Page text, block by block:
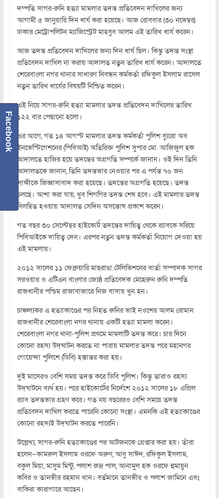
দম্পতি সাগর-রুনি হত্যা মামলার তদন্ত প্রতিবেদন দাখিলের জন্য
আগামী ৫ জানুয়ারি দিন ধার্য করা হয়েছে। আজ রোববার (৩০ নভেম্বর)
ঢাকার মেট্রোপলিটন ম্যাজিস্ট্রেট মাহবুব আলম এই তারিখ ধার্য করেন।
আজ তদন্ত প্রতিবেদন দাখিলের জন্য দিন ধার্য ছিল। কিন্তু তদন্ত সংস্থা
প্রতিবেদন দাখিল না করায় আদালত নতুন তারিখ ধার্য করেন। আদালতে
শেরেবাংলা নগর থানার সাধারণ নিবন্ধন কর্মকর্তা রফিকুল ইসলাম রাসেল
নতুন তারিখ ধার্যের বিষয়টি নিশ্চিত করেন।
এই নিয়ে সাগর-রুনি হত্যা মামলার তদন্ত প্রতিবেদন দাখিলের তারিখ
১২২ বার পেছানো হলো।
এর আগে, গত ১৪ আগস্ট মামলার তদন্ত কর্মকর্তা পুলিশ ব্যুরো অব
ইনভেস্টিগেশনের (পিবিআই) অতিরিক্ত পুলিশ সুপার মো. আজিজুল হক
আদালতে হাজির হয়ে তদন্তের অগ্রগতি সম্পর্কে জানান। ওই দিন তিনি
আদালতকে জানান, তিনি তদন্তভার নেওয়ার পর এ পর্যন্ত ৭০ জন
সাক্ষীকে জিজ্ঞাসাবাদ করা হয়েছে। তদন্তের অগ্রগতি হয়েছে। তদন্ত
চলছে। আশা করা যায়, খুব শিগগির তদন্ত শেষ হবে। এই মামলার তদন্ত
বিলম্বিত হওয়ায় আদালত সেদিন অসন্তোষ প্রকাশ করেন।
গত বছর ৩০ সেপ্টেম্বর হাইকোর্ট তদন্তের দায়িত্ব থেকে র‍্যাবকে সরিয়ে
পিবিআইকে দায়িত্ব দেন। এরপর নতুন তদন্ত কর্মকর্তা নিয়োগ দেওয়া হয়
এই মামলায়।
২০১২ সালের ১১ ফেব্রুয়ারি মাছরাঙা টেলিভিশনের বার্তা সম্পাদক সাগর
সরওয়ার ও এটিএন বাংলার জ্যেষ্ঠ প্রতিবেদক মেহেরুন রুনি দম্পতি
রাজধানীর পশ্চিম রাজাবাজারে নিজ বাসায় খুন হন।
চাঞ্চল্যকর এ হত্যাকাণ্ডের পর নিহত রুনির ভাই নওশের আলম রোমান
রাজধানীর শেরেবাংলা নগর থানায় একটি হত্যা মামলা করেন।
শেরেবাংলা নগর থানা-পুলিশ প্রথমে মামলাটি তদন্ত করে। চার দিনে
কোনো রহস্য উদ্‌ঘাটন করতে না পারায় মামলার তদন্ত পরে মহানগর
গোয়েন্দা পুলিশে (ডিবি) হস্তান্তর করা হয়।
দুই মাসেরও বেশি সময় তদন্ত করে ডিবি পুলিশ। কিন্তু তারাও রহস্য
উদ্‌ঘাটনে ব্যর্থ হয়। পরে হাইকোর্টের নির্দেশে ২০১২ সালের ১৮ এপ্রিল
র‍্যাব তদন্তভার গ্রহণ করে। গত নয় বছরেরও বেশি সময়ে তদন্ত
প্রতিবেদন দাখিল করতে পারেনি কোনো সংস্থা। এমনকি এই হত্যাকাণ্ডের
কোনো রহস্যই উদ্‌ঘাটন করতে পারেনি।
উল্লেখ্য, সাগর-রুনি হত্যাকাণ্ডের পর আটজনকে গ্রেপ্তার করা হয়। তাঁরা
হলেন—কামরুল ইসলাম ওরফে অরুণ, আবু সাঈদ, রফিকুল ইসলাম,
বকুল মিয়া, মাসুম মিন্টু, পলাশ রুদ্র পাল, আনামুল হক ওরফে হুমায়ুন
কবির ও তানভীর রহমান খান। বর্তমানে তানভীর ও পলাশ জামিনে এবং
বাকিরা কারাগারে আছেন।
Facebook